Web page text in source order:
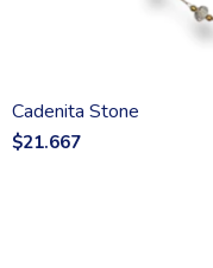
Cadenita Stone
$21.667